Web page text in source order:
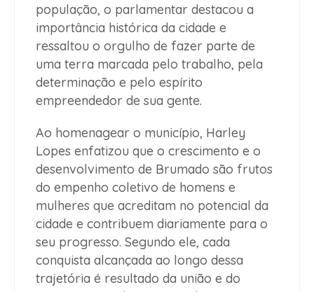
população, o parlamentar destacou a
importância histórica da cidade e
ressaltou o orgulho de fazer parte de
uma terra marcada pelo trabalho, pela
determinação e pelo espírito
empreendedor de sua gente.
Ao homenagear o município, Harley
Lopes enfatizou que o crescimento e o
desenvolvimento de Brumado são frutos
do empenho coletivo de homens e
mulheres que acreditam no potencial da
cidade e contribuem diariamente para o
seu progresso. Segundo ele, cada
conquista alcançada ao longo dessa
trajetória é resultado da união e do